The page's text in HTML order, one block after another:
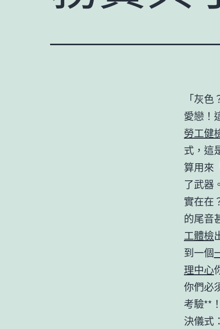
「灰
愛戀！
勞工健
式，這
算用來
了武器
實在在
的尾音
工體檢
到一個
理中心
你們必
考驗**
決儀式